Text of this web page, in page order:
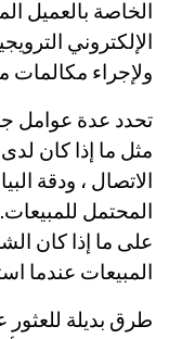
الخاصة بالعميل
الإلكتروني
ولإجراء مكالمات
تحدد عدة عوامل
مثل ما إذا كان
الاتصال ، ودقة
المحتمل
على ما إذا كان
المبيعات عندما
طرق بديلة للعثور